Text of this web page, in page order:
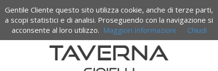
Termini e condizioni di vendita
Gentile Cliente questo sito utilizza cookie, anche di terze parti,
a scopi statistici e di analisi. Proseguendo con la navigazione si
acconsente al loro utilizzo. Maggiori Informazioni Chiudi